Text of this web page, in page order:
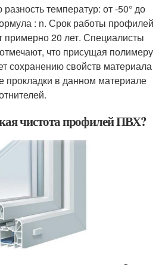
температур: от -50° до
: n. Срок работы профилей
примерно 20 лет. Специалисты
что присущая полимеру
сохранению свойств материала
прокладки в данном материале
чистота профилей ПВХ?